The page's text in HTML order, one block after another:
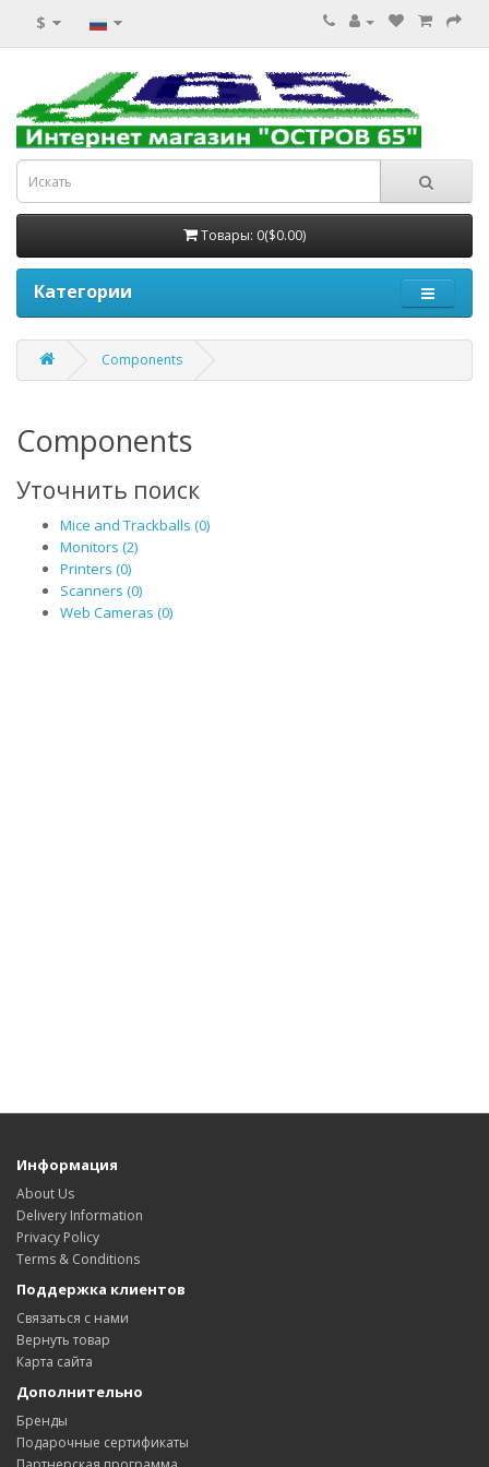
$
Товары: 0($0.00)
Категории
Components
Components
Уточнить поиск
Mice and Trackballs (0)
Monitors (2)
Printers (0)
Scanners (0)
Web Cameras (0)
Информация
About Us
Delivery Information
Privacy Policy
Terms & Conditions
Поддержка клиентов
Связаться с нами
Вернуть товар
Карта сайта
Дополнительно
Бренды
Подарочные сертификаты